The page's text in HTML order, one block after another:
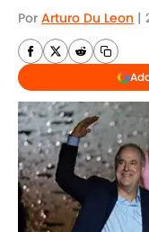
Por Arturo Du Leon |